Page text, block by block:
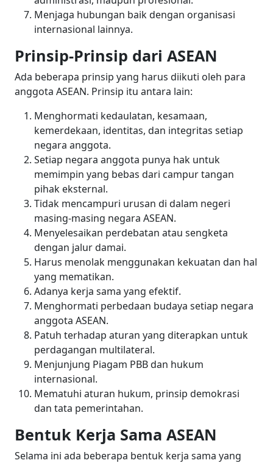
Menjaga hubungan baik dengan organisasi
internasional lainnya.
Prinsip-Prinsip dari ASEAN
Ada beberapa prinsip yang harus diikuti oleh para
anggota ASEAN. Prinsip itu antara lain:
Menghormati kedaulatan, kesamaan,
kemerdekaan, identitas, dan integritas setiap
negara anggota.
Setiap negara anggota punya hak untuk
memimpin yang bebas dari campur tangan
pihak eksternal.
Tidak mencampuri urusan di dalam negeri
masing-masing negara ASEAN.
Menyelesaikan perdebatan atau sengketa
dengan jalur damai.
Harus menolak menggunakan kekuatan dan hal
yang mematikan.
Adanya kerja sama yang efektif.
Menghormati perbedaan budaya setiap negara
anggota ASEAN.
Patuh terhadap aturan yang diterapkan untuk
perdagangan multilateral.
Menjunjung Piagam PBB dan hukum
internasional.
Mematuhi aturan hukum, prinsip demokrasi
dan tata pemerintahan.
Bentuk Kerja Sama ASEAN
Selama ini ada beberapa bentuk kerja sama yang